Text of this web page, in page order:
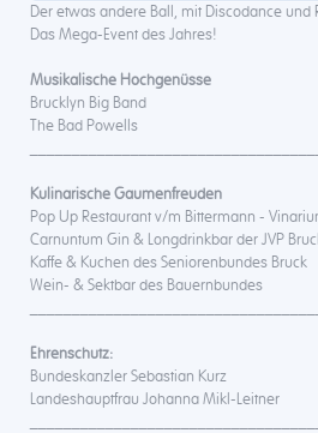
Der etwas andere Ball, mit Discodance und
Das Mega-Event des Jahres!
Musikalische Hochgenüsse
Brucklyn Big Band
The Bad Powells
Kulinarische Gaumenfreuden
Pop Up Restaurant v/m Bittermann -
Carnuntum Gin & Longdrinkbar der JVP
Kaffe & Kuchen des Seniorenbundes Bruck
Wein- & Sektbar des Bauernbundes
Ehrenschutz:
Bundeskanzler Sebastian Kurz
Landeshauptfrau Johanna Mikl-Leitner